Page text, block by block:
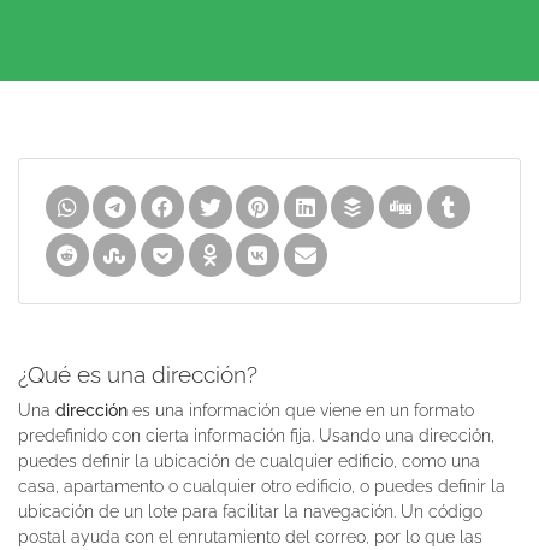
¿Qué es una dirección?
Una dirección es una información que viene en un formato
predefinido con cierta información fija. Usando una dirección,
puedes definir la ubicación de cualquier edificio, como una
casa, apartamento o cualquier otro edificio, o puedes definir la
ubicación de un lote para facilitar la navegación. Un código
postal ayuda con el enrutamiento del correo, por lo que las